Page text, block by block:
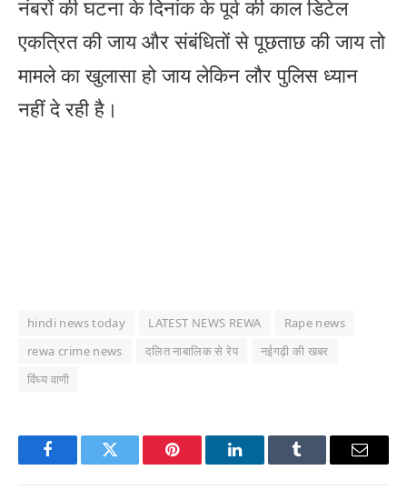
नंबरों की घटना के दिनांक के पूर्व की काल डिटेल
एकत्रित की जाय और संबंधितों से पूछताछ की जाय तो
मामले का खुलासा हो जाय लेकिन लौर पुलिस ध्यान
नहीं दे रही है।
hindi news today LATEST NEWS REWA
Rape news
rewa crime news
दलित नाबालिक से रेप
नईगढ़ी की खबर
विंध्य वाणी
FacebookTwitter Pinterest LinkedInTumblr Email